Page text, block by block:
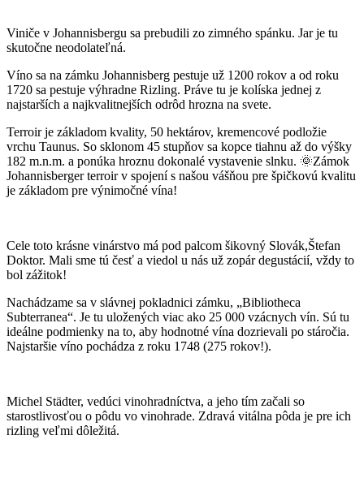
Viniče v Johannisbergu sa prebudili zo zimného spánku. Jar je tu
skutočne neodolateľná.
Víno sa na zámku Johannisberg pestuje už 1200 rokov a od roku
1720 sa pestuje výhradne Rizling. Práve tu je kolíska jednej z
najstarších a najkvalitnejších odrôd hrozna na svete.
Terroir je základom kvality, 50 hektárov, kremencové podložie
vrchu Taunus. So sklonom 45 stupňov sa kopce tiahnu až do výšky
182 m.n.m. a ponúka hroznu dokonalé vystavenie slnku. 🌞Zámok
Johannisberger terroir v spojení s našou vášňou pre špičkovú kvalitu
je základom pre výnimočné vína!
Cele toto krásne vinárstvo má pod palcom šikovný Slovák,Štefan
Doktor. Mali sme tú česť a viedol u nás už zopár degustácií, vždy to
bol zážitok!
Nachádzame sa v slávnej pokladnici zámku, „Bibliotheca
Subterranea“. Je tu uložených viac ako 25 000 vzácnych vín. Sú tu
ideálne podmienky na to, aby hodnotné vína dozrievali po stáročia.
Najstaršie víno pochádza z roku 1748 (275 rokov!).
Michel Städter, vedúci vinohradníctva, a jeho tím začali so
starostlivosťou o pôdu vo vinohrade. Zdravá vitálna pôda je pre ich
rizling veľmi dôležitá.